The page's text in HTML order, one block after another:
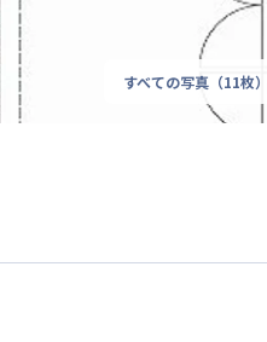
すべての写真（11枚